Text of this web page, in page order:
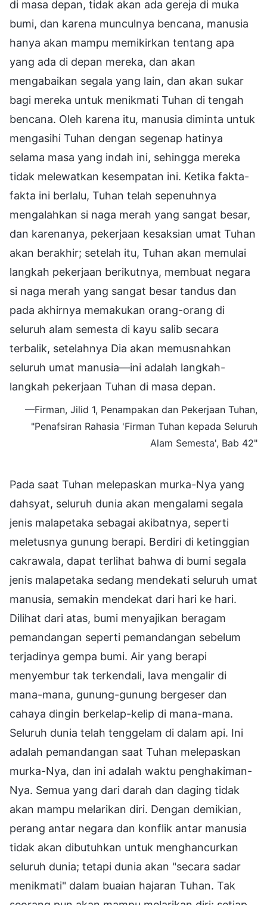
di masa depan, tidak akan ada gereja di muka
bumi, dan karena munculnya bencana, manusia
hanya akan mampu memikirkan tentang apa
yang ada di depan mereka, dan akan
mengabaikan segala yang lain, dan akan sukar
bagi mereka untuk menikmati Tuhan di tengah
bencana. Oleh karena itu, manusia diminta untuk
mengasihi Tuhan dengan segenap hatinya
selama masa yang indah ini, sehingga mereka
tidak melewatkan kesempatan ini. Ketika fakta-
fakta ini berlalu, Tuhan telah sepenuhnya
mengalahkan si naga merah yang sangat besar,
dan karenanya, pekerjaan kesaksian umat Tuhan
akan berakhir; setelah itu, Tuhan akan memulai
langkah pekerjaan berikutnya, membuat negara
si naga merah yang sangat besar tandus dan
pada akhirnya memakukan orang-orang di
seluruh alam semesta di kayu salib secara
terbalik, setelahnya Dia akan memusnahkan
seluruh umat manusia—ini adalah langkah-
langkah pekerjaan Tuhan di masa depan.
—Firman, Jilid 1, Penampakan dan Pekerjaan Tuhan,
"Penafsiran Rahasia 'Firman Tuhan kepada Seluruh
Alam Semesta', Bab 42"
Pada saat Tuhan melepaskan murka-Nya yang
dahsyat, seluruh dunia akan mengalami segala
jenis malapetaka sebagai akibatnya, seperti
meletusnya gunung berapi. Berdiri di ketinggian
cakrawala, dapat terlihat bahwa di bumi segala
jenis malapetaka sedang mendekati seluruh umat
manusia, semakin mendekat dari hari ke hari.
Dilihat dari atas, bumi menyajikan beragam
pemandangan seperti pemandangan sebelum
terjadinya gempa bumi. Air yang berapi
menyembur tak terkendali, lava mengalir di
mana-mana, gunung-gunung bergeser dan
cahaya dingin berkelap-kelip di mana-mana.
Seluruh dunia telah tenggelam di dalam api. Ini
adalah pemandangan saat Tuhan melepaskan
murka-Nya, dan ini adalah waktu penghakiman-
Nya. Semua yang dari darah dan daging tidak
akan mampu melarikan diri. Dengan demikian,
perang antar negara dan konflik antar manusia
tidak akan dibutuhkan untuk menghancurkan
seluruh dunia; tetapi dunia akan "secara sadar
menikmati" dalam buaian hajaran Tuhan. Tak